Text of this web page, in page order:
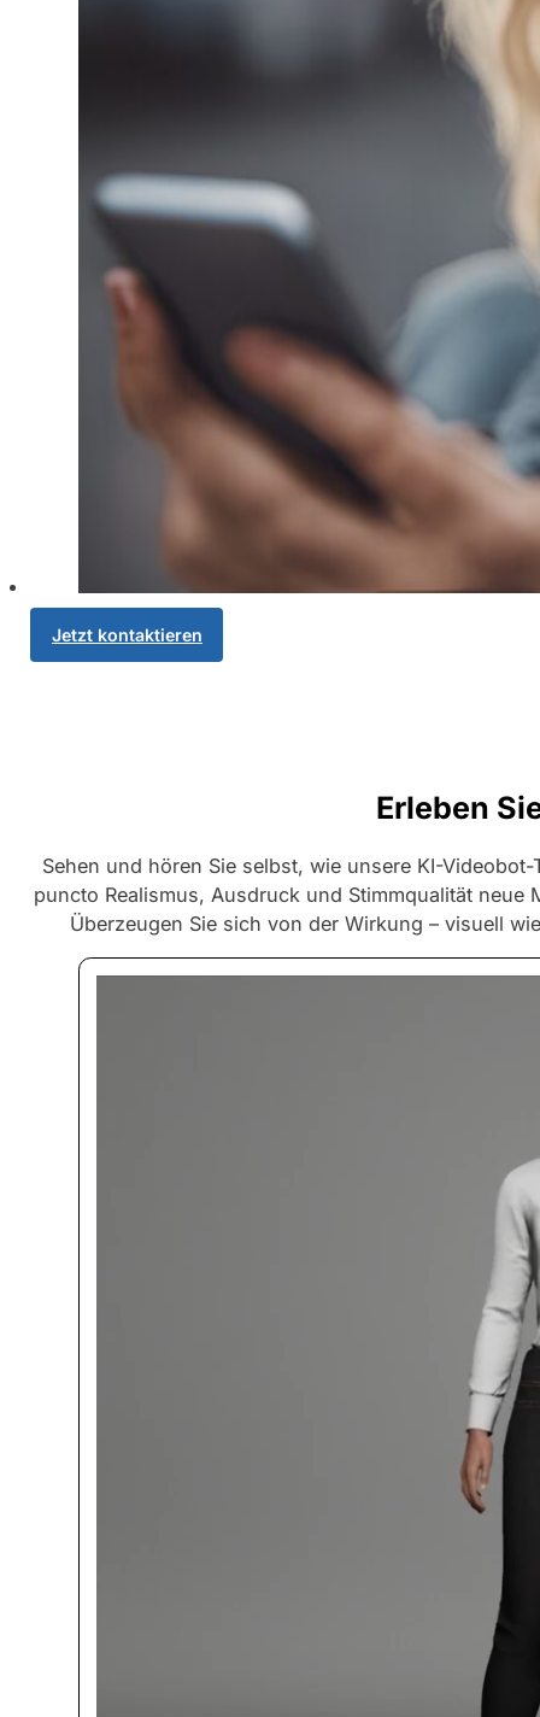
Jetzt kontaktieren
Erleben
Sehen und hören Sie selbst, wie unsere KI-
puncto Realismus, Ausdruck und Stimmqualität neue
Überzeugen Sie sich von der Wirkung – visuell